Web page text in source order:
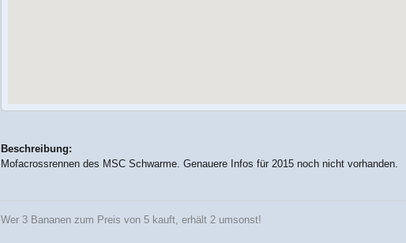
Beschreibung:
Mofacrossrennen des MSC Schwarme. Genauere Infos für 2015 noch nicht vorhanden.
Wer 3 Bananen zum Preis von 5 kauft, erhält 2 umsonst!